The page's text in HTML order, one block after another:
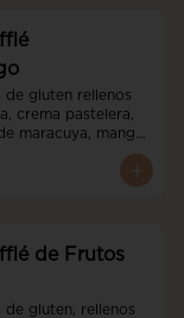
de gluten rellenos
crema pastelera,
maracuya, mango
de Frutos
de gluten, rellenos